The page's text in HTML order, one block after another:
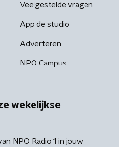
Veelgestelde vragen
App de studio
Adverteren
NPO Campus
wekelijkse
NPO Radio 1 in jouw